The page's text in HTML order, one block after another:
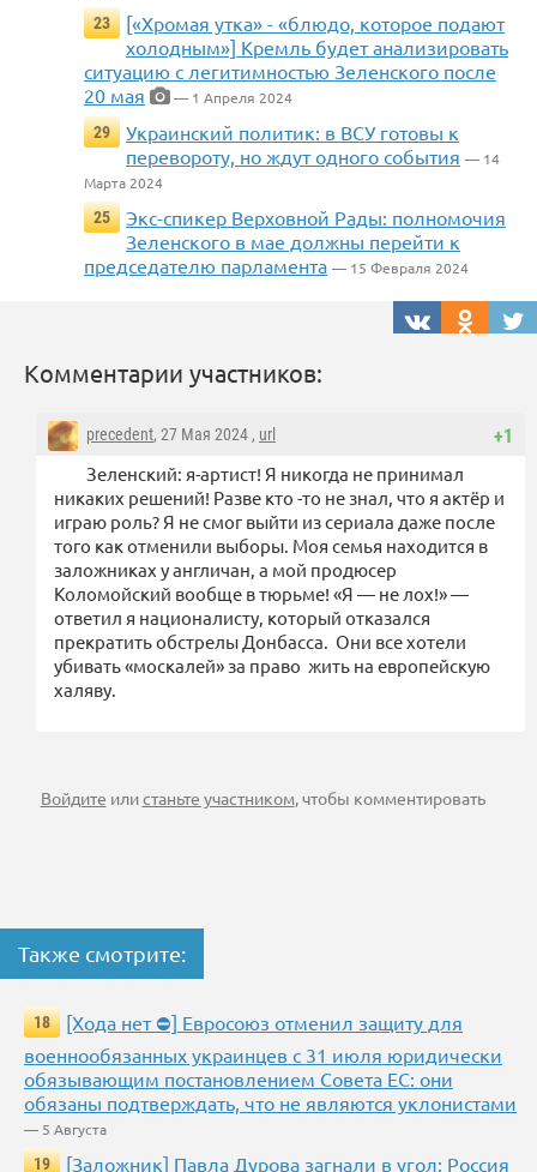
23
[«Хромая утка» - «блюдо, которое подают
холодным»] Кремль будет анализировать
ситуацию с легитимностью Зеленского после
20 мая
— 1 Апреля 2024
29
Украинский политик: в ВСУ готовы к
перевороту, но ждут одного события — 14
Марта 2024
25
Экс-спикер Верховной Рады: полномочия
Зеленского в мае должны перейти к
председателю парламента — 15 Февраля 2024
Комментарии участников:
+1
precedent, 27 Мая 2024 , url
Зеленский: я-артист! Я никогда не принимал
никаких решений! Разве кто -то не знал, что я актёр и
играю роль? Я не смог выйти из сериала даже после
того как отменили выборы. Моя семья находится в
заложниках у англичан, а мой продюсер
Коломойский вообще в тюрьме! «Я — не лох!» —
ответил я националисту, который отказался
прекратить обстрелы Донбасса. Они все хотели
убивать «москалей» за право жить на европейскую
халяву.
Войдите илистаньте участником, чтобы комментировать
Также смотрите:
18
[Хода нет ⛔] Евросоюз отменил защиту для
военнообязанных украинцев с 31 июля юридически
обязывающим постановлением Совета ЕС: они
обязаны подтверждать, что не являются уклонистами
— 5 Августа
19
[Заложник] Павла Дурова загнали в угол: Россия